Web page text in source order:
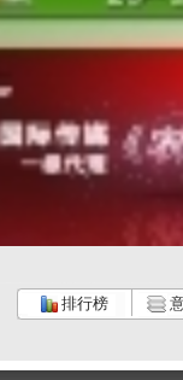
排行榜